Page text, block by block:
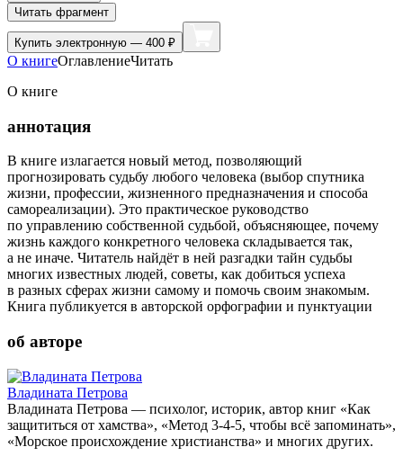
Читать фрагмент
Купить электронную — 400 ₽
О книгеОглавлениеЧитать
О книге
аннотация
В книге излагается новый метод, позволяющий
прогнозировать судьбу любого человека (выбор спутника
жизни, профессии, жизненного предназначения и способа
самореализации). Это практическое руководство
по управлению собственной судьбой, объясняющее, почему
жизнь каждого конкретного человека складывается так,
а не иначе. Читатель найдёт в ней разгадки тайн судьбы
многих известных людей, советы, как добиться успеха
в разных сферах жизни самому и помочь своим знакомым.
Книга публикуется в авторской орфографии и пунктуации
об авторе
Владината Петрова
Владината Петрова — психолог, историк, автор книг «Как
защититься от хамства», «Метод 3-4-5, чтобы всё запоминать»,
«Морское происхождение христианства» и многих других.